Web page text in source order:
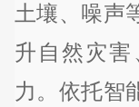
土壤、噪声
升自然灾
力。依托智